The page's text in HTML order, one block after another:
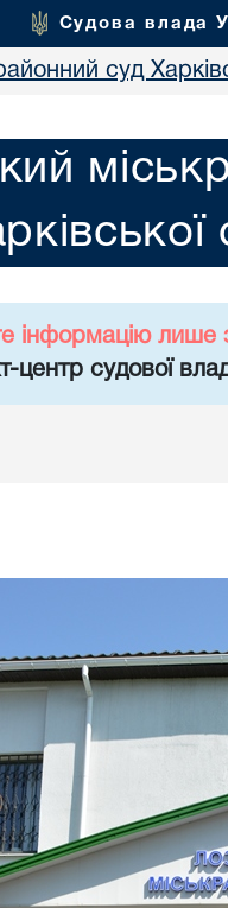
Судова влада
суд
інформацію лише
центр судової